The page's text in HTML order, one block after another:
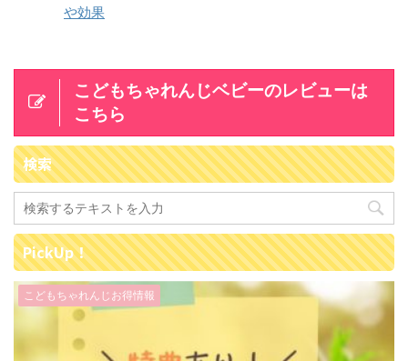
や効果
こどもちゃれんじベビーのレビューは
こちら
検索
PickUp！
こどもちゃれんじお得情報